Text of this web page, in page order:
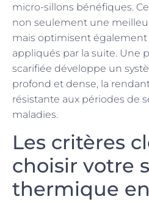
micro-sillons bénéfiques.
non seulement une
mais optimisent également
appliqués par la suite. Une
scarifiée développe un
profond et dense, la
résistante aux périodes de
maladies.
Les critères
choisir votre
thermique